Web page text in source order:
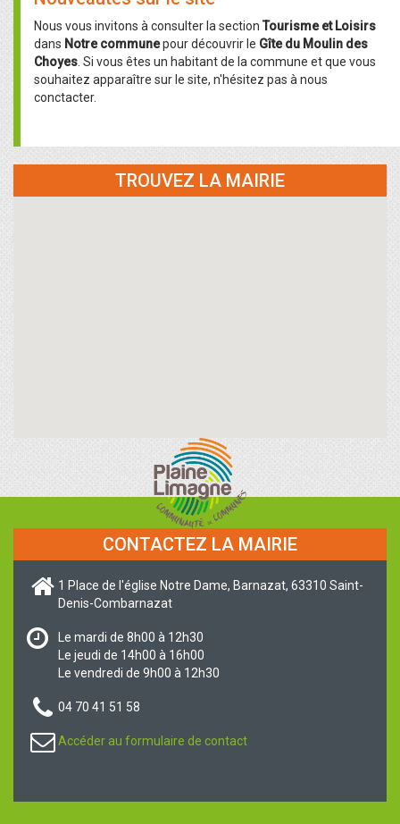
Nous vous invitons à consulter la section Tourisme et Loisirs
dans Notre communepour découvrir le Gîte du Moulin des
Choyes . Si vous êtes un habitant de la commune et que vous
souhaitez apparaître sur le site, n'hésitez pas à nous
conctacter.
TROUVEZ LA MAIRIE
CONTACTEZ LA MAIRIE
1 Place de l'église Notre Dame, Barnazat, 63310 Saint-
Denis-Combarnazat
Le mardi de 8h00 à 12h30
Le jeudi de 14h00 à 16h00
Le vendredi de 9h00 à 12h30
04 70 41 51 58
Accéder au formulaire de contact